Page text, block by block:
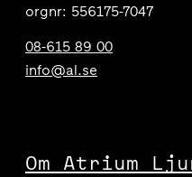
orgnr: 556175-7047
08-615 89 00
info@al.se
Om Atrium